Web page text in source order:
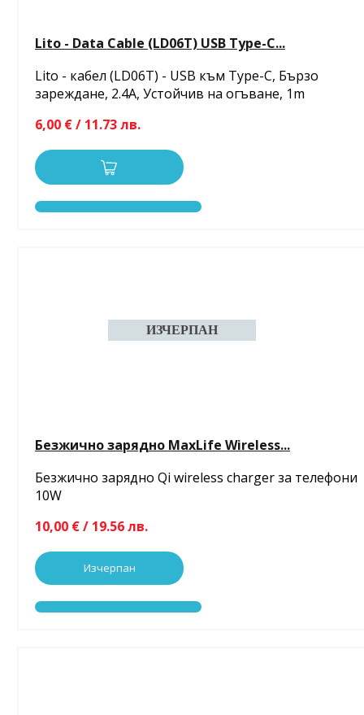
Lito - Data Cable (LD06T) USB Type-C...
Lito - кабел (LD06T) - USB към Type-C, Бързо
зареждане, 2.4A, Устойчив на огъване, 1m
6,00 € / 11.73 лв.
Безжично зарядно MaxLife Wireless...
Безжично зарядно Qi wireless charger за телефони
10W
10,00 € / 19.56 лв.
Изчерпан